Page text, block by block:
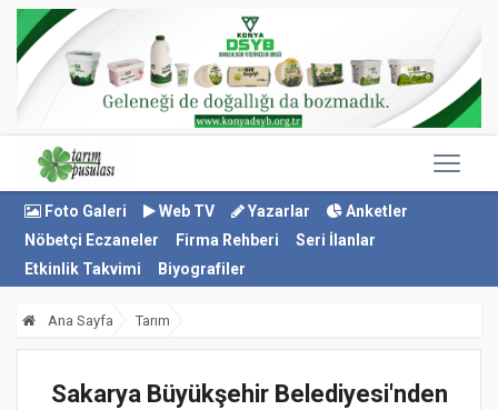
Foto Galeri Web TV Yazarlar
Anketler
Nöbetçi Eczaneler
Firma Rehberi
Seri İlanlar
Etkinlik Takvimi
Biyografiler
Ana Sayfa Tarım
Sakarya Büyükşehir Belediyesi'nden